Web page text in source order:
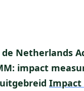
Netherlands
impact
Impact